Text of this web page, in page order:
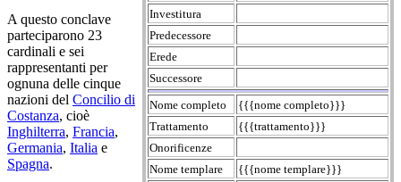
Investitura
Predecessore
Erede
Successore
Nome completo
{{{nome completo}}}
Trattamento
{{{trattamento}}}
Onorificenze
Nome templare
{{{nome templare}}}
A questo conclave
parteciparono 23
cardinali e sei
rappresentanti per
ognuna delle cinque
nazioni del Concilio di
Costanza, cioè
Inghilterra, Francia,
Germania, Italia e
Spagna.